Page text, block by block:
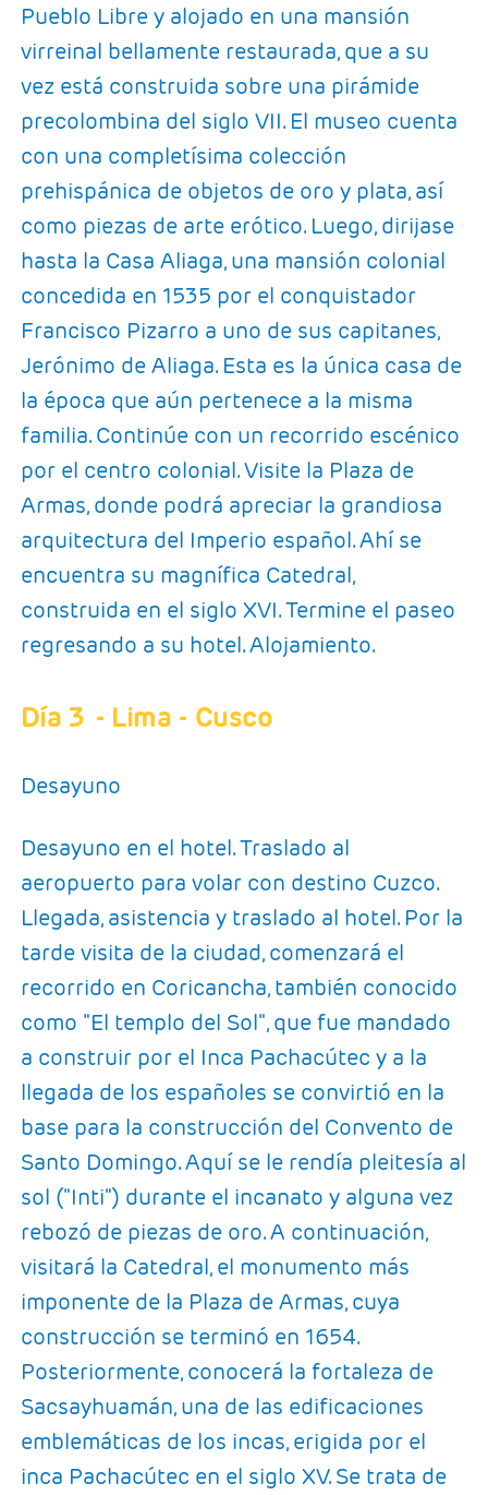
Pueblo Libre y alojado en una mansión
virreinal bellamente restaurada, que a su
vez está construida sobre una pirámide
precolombina del siglo VII. El museo cuenta
con una completísima colección
prehispánica de objetos de oro y plata, así
como piezas de arte erótico. Luego, dirijase
hasta la Casa Aliaga, una mansión colonial
concedida en 1535 por el conquistador
Francisco Pizarro a uno de sus capitanes,
Jerónimo de Aliaga. Esta es la única casa de
la época que aún pertenece a la misma
familia. Continúe con un recorrido escénico
por el centro colonial. Visite la Plaza de
Armas, donde podrá apreciar la grandiosa
arquitectura del Imperio español. Ahí se
encuentra su magnífica Catedral,
construida en el siglo XVI. Termine el paseo
regresando a su hotel. Alojamiento.
Día 3 - Lima - Cusco
Desayuno
Desayuno en el hotel. Traslado al
aeropuerto para volar con destino Cuzco.
Llegada, asistencia y traslado al hotel. Por la
tarde visita de la ciudad, comenzará el
recorrido en Coricancha, también conocido
como "El templo del Sol", que fue mandado
a construir por el Inca Pachacútec y a la
llegada de los españoles se convirtió en la
base para la construcción del Convento de
Santo Domingo. Aquí se le rendía pleitesía al
sol ("Inti") durante el incanato y alguna vez
rebozó de piezas de oro. A continuación,
visitará la Catedral, el monumento más
imponente de la Plaza de Armas, cuya
construcción se terminó en 1654.
Posteriormente, conocerá la fortaleza de
Sacsayhuamán, una de las edificaciones
emblemáticas de los incas, erigida por el
inca Pachacútec en el siglo XV. Se trata de